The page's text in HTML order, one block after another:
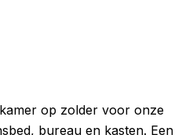
op zolder voor onze
bureau en kasten. Een